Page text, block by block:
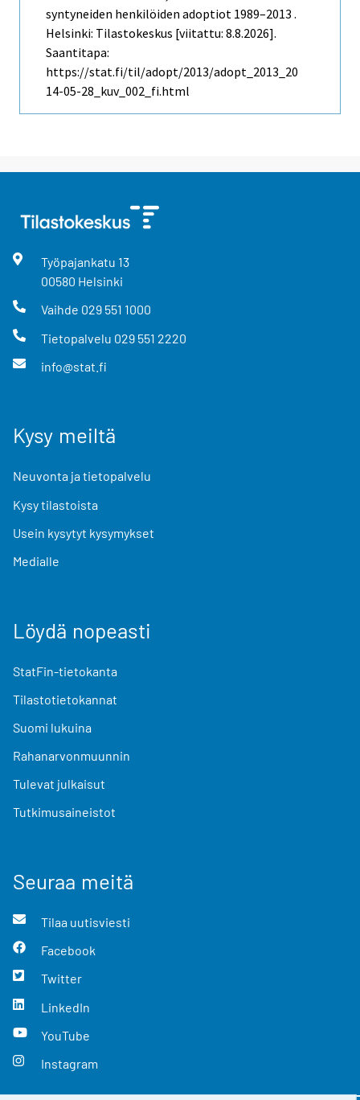
syntyneiden henkilöiden adoptiot 1989–2013 .
Helsinki: Tilastokeskus [viitattu: 8.8.2026].
Saantitapa:
https://stat.fi/til/adopt/2013/adopt_2013_20
14-05-28_kuv_002_fi.html
Työpajankatu 13
00580 Helsinki
Vaihde 029 551 1000
Tietopalvelu 029 551 2220
info@stat.fi
Kysy meiltä
Neuvonta ja tietopalvelu
Kysy tilastoista
Usein kysytyt kysymykset
Medialle
Löydä nopeasti
StatFin-tietokanta
Tilastotietokannat
Suomi lukuina
Rahanarvonmuunnin
Tulevat julkaisut
Tutkimusaineistot
Seuraa meitä
Tilaa uutisviesti
Facebook
Twitter
LinkedIn
YouTube
Instagram